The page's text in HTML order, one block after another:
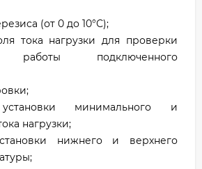
(от 0 до 10°С);
тока нагрузки для проверки
работы подключенного
минимального и
нагрузки;
нижнего и верхнего